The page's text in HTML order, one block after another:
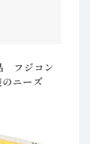
フジコン
ニーズ